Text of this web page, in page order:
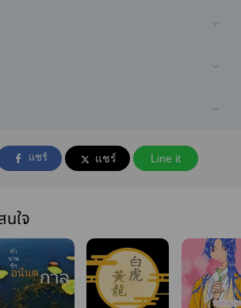
แชร์ แชร์ Line it
นใจ